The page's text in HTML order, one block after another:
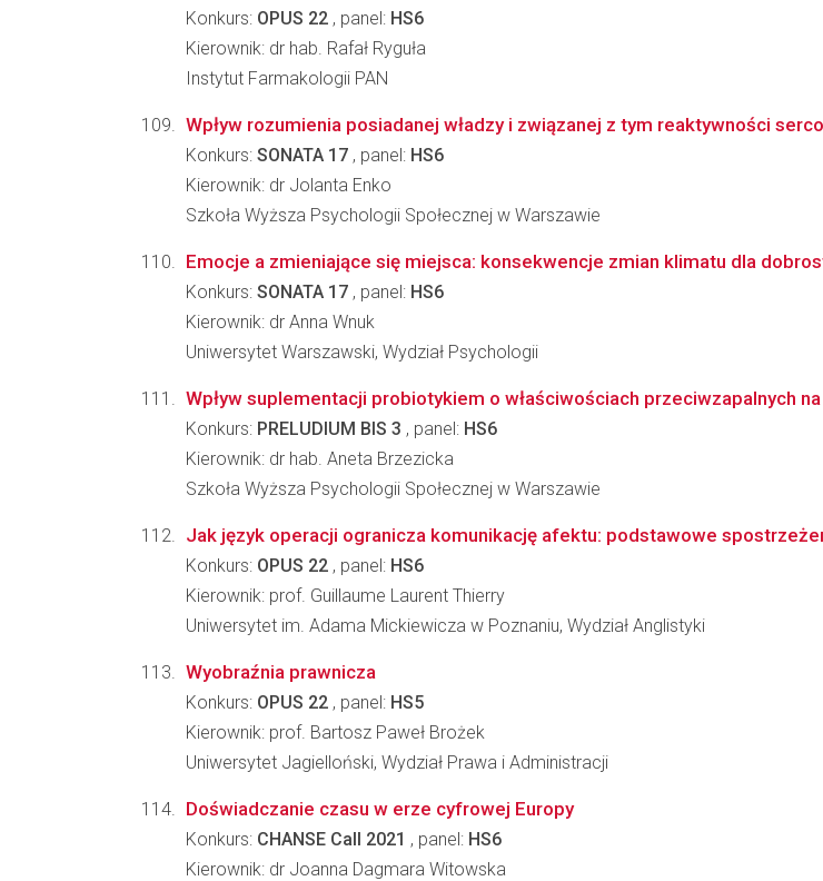
Konkurs: OPUS 22 , panel: HS6
Kierownik: dr hab. Rafał Ryguła
Instytut Farmakologii PAN
Wpływ rozumienia posiadanej władzy i związanej z tym reaktywności
Konkurs: SONATA 17 , panel: HS6
Kierownik: dr Jolanta Enko
Szkoła Wyższa Psychologii Społecznej w Warszawie
Emocje a zmieniające się miejsca: konsekwencje zmian klimatu dla
Konkurs: SONATA 17 , panel: HS6
Kierownik: dr Anna Wnuk
Uniwersytet Warszawski, Wydział Psychologii
Wpływ suplementacji probiotykiem o właściwościach przeciwzapalnych
Konkurs: PRELUDIUM BIS 3 , panel: HS6
Kierownik: dr hab. Aneta Brzezicka
Szkoła Wyższa Psychologii Społecznej w Warszawie
Jak język operacji ogranicza komunikację afektu: podstawowe
Konkurs: OPUS 22 , panel: HS6
Kierownik: prof. Guillaume Laurent Thierry
Uniwersytet im. Adama Mickiewicza w Poznaniu, Wydział Anglistyki
Wyobraźnia prawnicza
Konkurs: OPUS 22 , panel: HS5
Kierownik: prof. Bartosz Paweł Brożek
Uniwersytet Jagielloński, Wydział Prawa i Administracji
Doświadczanie czasu w erze cyfrowej Europy
Konkurs: CHANSE Call 2021 , panel: HS6
Kierownik: dr Joanna Dagmara Witowska